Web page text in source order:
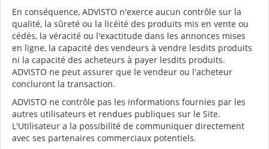
En conséquence, ADVISTO n'exerce aucun contrôle sur la
qualité, la sûreté ou la licéité des produits mis en vente ou
cédés, la véracité ou l'exactitude dans les annonces mises
en ligne, la capacité des vendeurs à vendre lesdits produits
ni la capacité des acheteurs à payer lesdits produits.
ADVISTO ne peut assurer que le vendeur ou l'acheteur
concluront la transaction.
ADVISTO ne contrôle pas les informations fournies par les
autres utilisateurs et rendues publiques sur le Site.
L'Utilisateur a la possibilité de communiquer directement
avec ses partenaires commerciaux potentiels.